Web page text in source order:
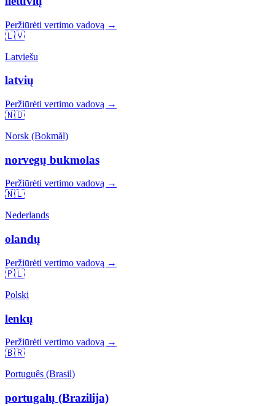
Peržiūrėti vertimo vadovą →
🇱🇻
Latviešu
latvių
Peržiūrėti vertimo vadovą →
🇳🇴
Norsk (Bokmål)
norvegų bukmolas
Peržiūrėti vertimo vadovą →
🇳🇱
Nederlands
olandų
Peržiūrėti vertimo vadovą →
🇵🇱
Polski
lenkų
Peržiūrėti vertimo vadovą →
🇧🇷
Português (Brasil)
portugalų (Brazilija)